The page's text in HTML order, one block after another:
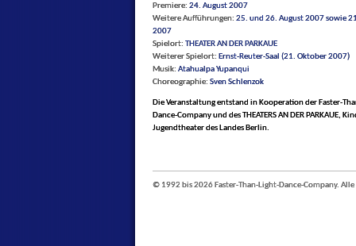
Premiere: 24. August 2007
Weitere Aufführungen: 25. und 26. August 2007 sowie
2007
Spielort: THEATER AN DER PARKAUE
Weiterer Spielort: Ernst-Reuter-Saal (21. Oktober 2007)
Musik: Atahualpa Yupanqui
Choreographie: Sven Schlenzok
Die Veranstaltung entstand in Kooperation der Faster-
Dance-Company und des THEATERS AN DER PARKAUE,
Jugendtheater des Landes Berlin.
© 1992 bis 2026 Faster-Than-Light-Dance-Company.